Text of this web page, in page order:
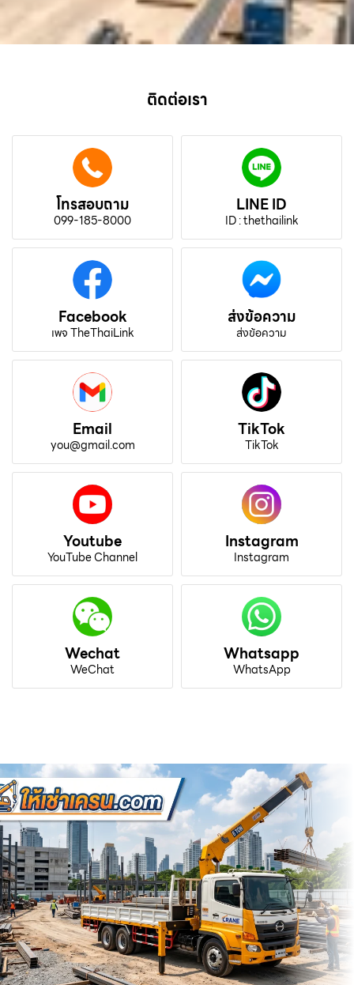
ติดต่อเรา
โทรสอบถาม
099-185-8000
LINE ID
ID : thethailink
Facebook
เพจ TheThaiLink
ส่งข้อความ
ส่งข้อความ
Email
you@gmail.com
TikTok
TikTok
Youtube
YouTube Channel
Instagram
Instagram
Wechat
WeChat
Whatsapp
WhatsApp